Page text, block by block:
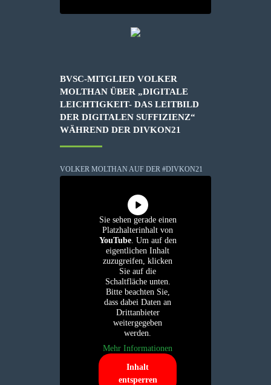
BVSC-MITGLIED VOLKER
MOLTHAN ÜBER „DIGITALE
LEICHTIGKEIT- DAS LEITBILD
DER DIGITALEN SUFFIZIENZ“
WÄHREND DER DIVKON21
VOLKER MOLTHAN AUF DER #DIVKON21
Sie sehen gerade einen
Platzhalterinhalt von
YouTube. Um auf den
eigentlichen Inhalt
zuzugreifen, klicken
Sie auf die
Schaltfläche unten.
Bitte beachten Sie,
dass dabei Daten an
Drittanbieter
weitergegeben
werden.
Mehr Informationen
Inhalt
entsperren